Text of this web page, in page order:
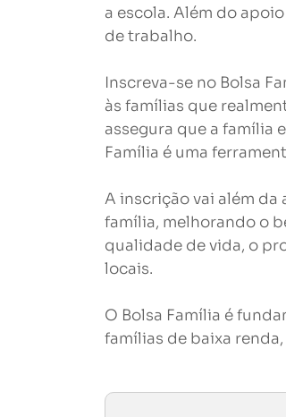
a escola. Além do
de trabalho.
Inscreva-se no Bolsa
às famílias que
assegura que a família
Família é uma
A inscrição vai além da
família, melhorando o
qualidade de vida, o
locais.
O Bolsa Família é
famílias de baixa